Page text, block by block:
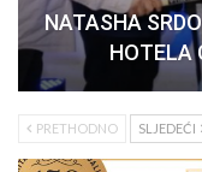
NATASHA
HOTELA
PRETHODNO SLJEDEĆI